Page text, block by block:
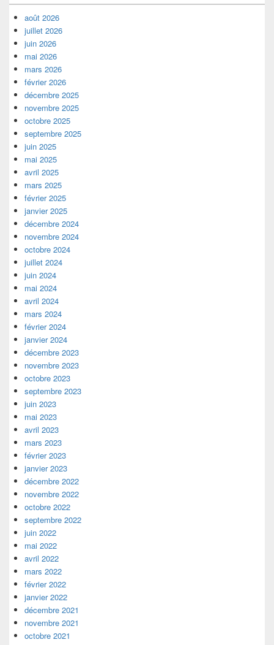
août 2026
juillet 2026
juin 2026
mai 2026
mars 2026
février 2026
décembre 2025
novembre 2025
octobre 2025
septembre 2025
juin 2025
mai 2025
avril 2025
mars 2025
février 2025
janvier 2025
décembre 2024
novembre 2024
octobre 2024
juillet 2024
juin 2024
mai 2024
avril 2024
mars 2024
février 2024
janvier 2024
décembre 2023
novembre 2023
octobre 2023
septembre 2023
juin 2023
mai 2023
avril 2023
mars 2023
février 2023
janvier 2023
décembre 2022
novembre 2022
octobre 2022
septembre 2022
juin 2022
mai 2022
avril 2022
mars 2022
février 2022
janvier 2022
décembre 2021
novembre 2021
octobre 2021